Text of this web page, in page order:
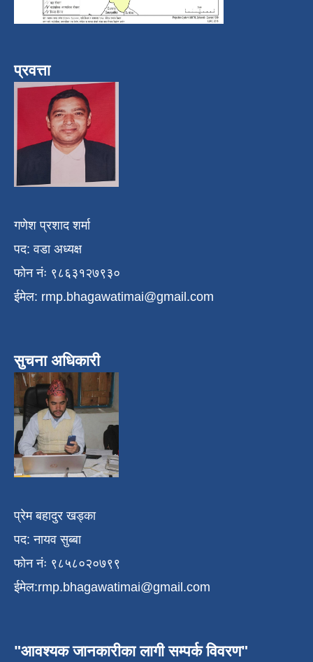
प्रवत्ता
गणेश प्रशाद शर्मा
पद: वडा अध्यक्ष
फोन नंः ९८६३१२७९३०
ईमेल: rmp.bhagawatimai@gmail.com
सुचना अधिकारी
प्रेम बहादुर खड्का
पद: नायव सुब्बा
फोन नंः ९८५८०२०७९९
ईमेल:rmp.bhagawatimai@gmail.com
"आवश्यक जानकारीका लागी सम्पर्क विवरण"